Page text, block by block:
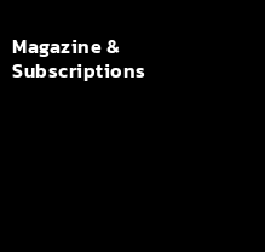
Magazine &
Subscriptions